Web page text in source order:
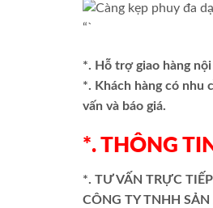
“`
*. Hỗ trợ giao hàng
*. Khách hàng có nhu
vấn và báo giá.
*. THÔNG
*. TƯ VẤN TRỰC TIẾP
CÔNG TY TNHH